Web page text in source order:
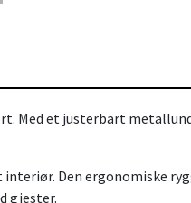
et justerbart
Den ergonomiske
gjester.